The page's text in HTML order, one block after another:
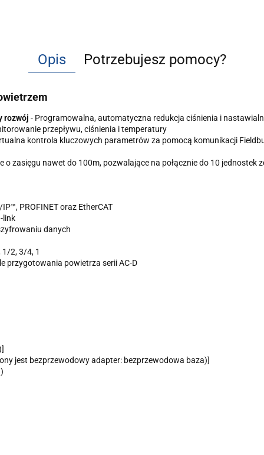
Opis Potrzebujesz pomocy?
rozwój - Programowalna, automatyczna redukcja ciśnienia i
przepływu, ciśnienia i temperatury
kontrola kluczowych parametrów za pomocą komunikacji
o zasięgu nawet do 100m, pozwalające na połącznie do 10 jednostek
PROFINET oraz EtherCAT
link
danych
2, 3/4, 1
przygotowania powietrza serii AC-D
jest bezprzewodowy adapter: bezprzewodowa baza)]